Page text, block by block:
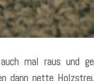
mal raus und
dann nette